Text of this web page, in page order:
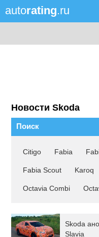
autorating.ru
Новости Skoda
Поиск
Citigo Fabia
Fabia Scout Karoq
Octavia Combi
Skoda
Slavia